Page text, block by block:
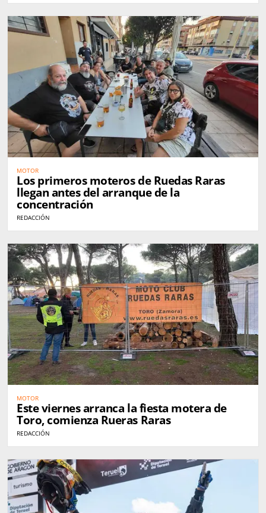
MOTOR
Los primeros moteros de Ruedas Raras
llegan antes del arranque de la
concentración
REDACCIÓN
MOTOR
Este viernes arranca la fiesta motera de
Toro, comienza Rueras Raras
REDACCIÓN